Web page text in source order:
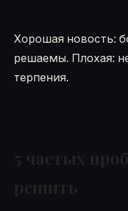
Хорошая новость:
решаемы. Плохая:
терпения.
5 частых
решить